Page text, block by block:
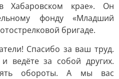
Хабаровском крае». Он
фонду «Младший
бригаде.
Спасибо за ваш труд.
ведёте за собой других.
обороты. А мы вас